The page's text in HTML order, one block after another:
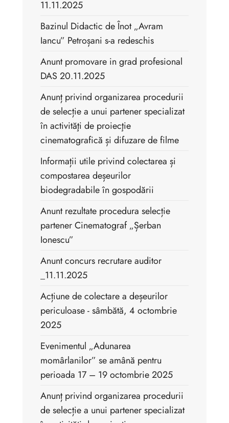
11.11.2025
Bazinul Didactic de Înot „Avram
Iancu” Petroșani s-a redeschis
Anunt promovare in grad profesional
DAS 20.11.2025
Anunț privind organizarea procedurii
de selecție a unui partener specializat
în activităţi de proiecţie
cinematografică și difuzare de filme
Informații utile privind colectarea și
compostarea deșeurilor
biodegradabile în gospodării
Anunt rezultate procedura selecție
partener Cinematograf „Șerban
Ionescu”
Anunt concurs recrutare auditor
_11.11.2025
Acțiune de colectare a deșeurilor
periculoase - sâmbătă, 4 octombrie
2025
Evenimentul „Adunarea
momârlanilor” se amână pentru
perioada 17 – 19 octombrie 2025
Anunț privind organizarea procedurii
de selecție a unui partener specializat